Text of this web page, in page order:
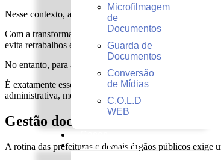
Microfilmagem
de
Documentos
Guarda de
Documentos
Conversão
de Mídias
C.O.L.D
WEB
CENTRALINF
Nesse contexto, adotar uma solução tecnológica
Com a transformação digital, a maneira como as
evita retrabalhos e garante segurança no tratamento de
No entanto, para alcançar resultados consistentes, é
É exatamente esse o papel da Central INF! Referência em
administrativa, melhorar o controle interno e assegurar
Gestão documental para o setor
A rotina das prefeituras e demais órgãos públicos exige